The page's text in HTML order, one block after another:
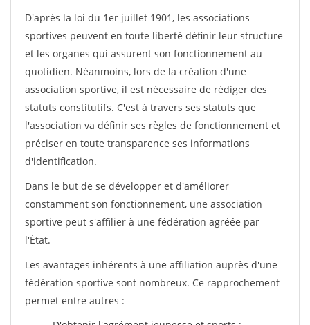
D'après la loi du 1er juillet 1901, les associations
sportives peuvent en toute liberté définir leur structure
et les organes qui assurent son fonctionnement au
quotidien. Néanmoins, lors de la création d'une
association sportive, il est nécessaire de rédiger des
statuts constitutifs. C'est à travers ses statuts que
l'association va définir ses règles de fonctionnement et
préciser en toute transparence ses informations
d'identification.
Dans le but de se développer et d'améliorer
constamment son fonctionnement, une association
sportive peut s'affilier à une fédération agréée par
l'État.
Les avantages inhérents à une affiliation auprès d'une
fédération sportive sont nombreux. Ce rapprochement
permet entre autres :